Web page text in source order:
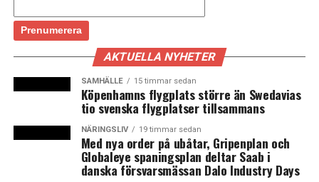
minuter försenat stannar det inte i Kastrup utan
tvingas köra vidare mot Köpenhamn. Det uppger
DSB till Danmarks Radio.
– Det är en åtgärd som vi tvingas införa för att
förseningar från ett tåg inte ska sprida sig till flera. Det
är något som händer dagligen – men inte många gånger,
säger danska tågbolaget DSB:s informationschef Tony
Bispeskov till DR Nyheder.
AKTUELLA NYHETER
SAMHÄLLE 15 timmar sedan
Köpenhamns flygplats större än Swedavias
tio svenska flygplatser tillsammans
NÄRINGSLIV 19 timmar sedan
Med nya order på ubåtar, Gripenplan och
Globaleye spaningsplan deltar Saab i
danska försvarsmässan Dalo Industry Days